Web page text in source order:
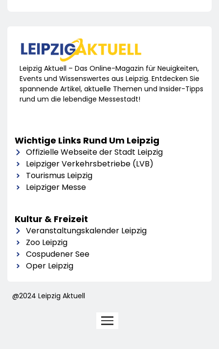
Leipzig Aktuell – Das Online-Magazin für Neuigkeiten,
Events und Wissenswertes aus Leipzig. Entdecken Sie
spannende Artikel, aktuelle Themen und Insider-Tipps
rund um die lebendige Messestadt!
Wichtige Links Rund Um Leipzig
Offizielle Webseite der Stadt Leipzig
Leipziger Verkehrsbetriebe (LVB)
Tourismus Leipzig
Leipziger Messe
Kultur & Freizeit
Veranstaltungskalender Leipzig
Zoo Leipzig
Cospudener See
Oper Leipzig
@2024 Leipzig Aktuell